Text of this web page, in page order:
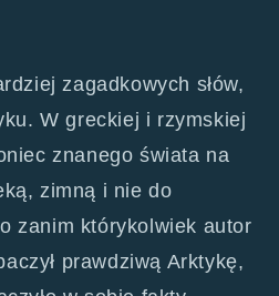
zagadkowych słów,
W greckiej i rzymskiej
znanego świata na
zimną i nie do
zanim którykolwiek autor
prawdziwą Arktykę,